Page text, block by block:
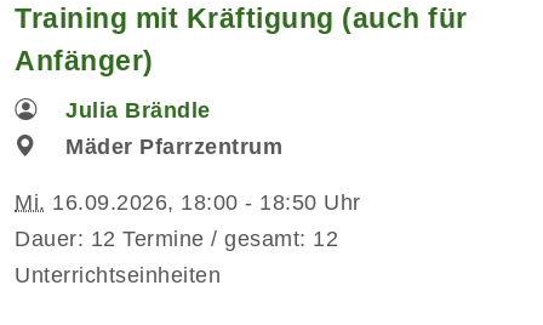
Training mit Kräftigung (auch für
Anfänger)
Julia Brändle
Mäder Pfarrzentrum
Mi. 16.09.2026, 18:00 - 18:50 Uhr
Dauer: 12 Termine / gesamt: 12
Unterrichtseinheiten